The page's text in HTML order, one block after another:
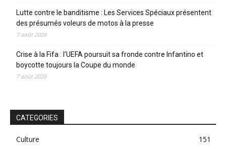
Lutte contre le banditisme : Les Services Spéciaux présentent
des présumés voleurs de motos à la presse
7 août 2026
Crise à la Fifa : l’UEFA poursuit sa fronde contre Infantino et
boycotte toujours la Coupe du monde
7 août 2026
CATEGORIES
Culture
151